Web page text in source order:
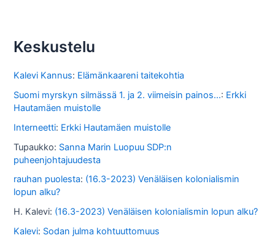
s
o
s
s
a
Keskustelu
Kalevi Kannus: Elämänkaareni taitekohtia
Suomi myrskyn silmässä 1. ja 2. viimeisin painos...: Erkki
Hautamäen muistolle
Interneetti: Erkki Hautamäen muistolle
Tupaukko: Sanna Marin Luopuu SDP:n
puheenjohtajuudesta
rauhan puolesta: (16.3-2023) Venäläisen kolonialismin
lopun alku?
H. Kalevi: (16.3-2023) Venäläisen kolonialismin lopun alku?
Kalevi: Sodan julma kohtuuttomuus